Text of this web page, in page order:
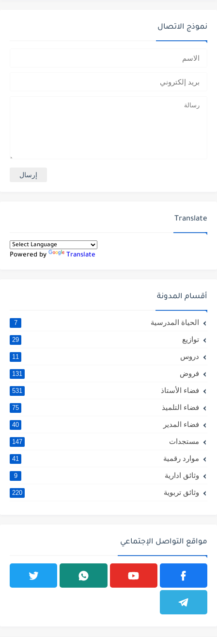
نموذج الاتصال
Translate
Powered by Translate
أقسام المدونة
الحياة المدرسية 7
توازيع 29
دروس 11
فروض 131
فضاء الأستاذ 531
فضاء التلميذ 75
فضاء المدير 40
مستجدات 147
موارد رقمية 41
وثائق ادارية 9
وثائق تربوية 220
مواقع التواصل الإجتماعي